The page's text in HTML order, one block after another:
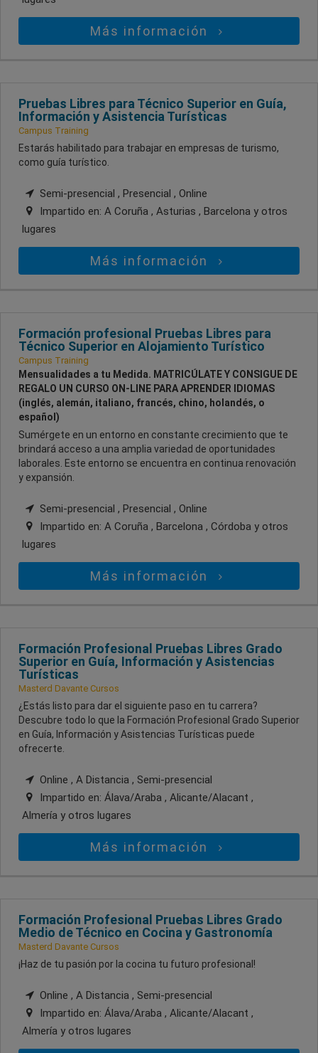
Más información
Pruebas Libres para Técnico Superior en Guía,
Información y Asistencia Turísticas
Campus Training
Estarás habilitado para trabajar en empresas de turismo,
como guía turístico.
Semi-presencial , Presencial , Online
Impartido en: A Coruña , Asturias , Barcelona y otros
lugares
Más información
Formación profesional Pruebas Libres para
Técnico Superior en Alojamiento Turístico
Campus Training
Mensualidades a tu Medida. MATRICÚLATE Y CONSIGUE DE
REGALO UN CURSO ON-LINE PARA APRENDER IDIOMAS
(inglés, alemán, italiano, francés, chino, holandés, o
español)
Sumérgete en un entorno en constante crecimiento que te
brindará acceso a una amplia variedad de oportunidades
laborales. Este entorno se encuentra en continua renovación
y expansión.
Semi-presencial , Presencial , Online
Impartido en: A Coruña , Barcelona , Córdoba y otros
lugares
Más información
Formación Profesional Pruebas Libres Grado
Superior en Guía, Información y Asistencias
Turísticas
Masterd Davante Cursos
¿Estás listo para dar el siguiente paso en tu carrera?
Descubre todo lo que la Formación Profesional Grado Superior
en Guía, Información y Asistencias Turísticas puede
ofrecerte.
Online , A Distancia , Semi-presencial
Impartido en: Álava/Araba , Alicante/Alacant ,
Almería y otros lugares
Más información
Formación Profesional Pruebas Libres Grado
Medio de Técnico en Cocina y Gastronomía
Masterd Davante Cursos
¡Haz de tu pasión por la cocina tu futuro profesional!
Online , A Distancia , Semi-presencial
Impartido en: Álava/Araba , Alicante/Alacant ,
Almería y otros lugares